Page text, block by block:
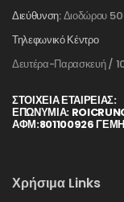
Διεύθυνση:Διοδώρου
Τηλεφωνικό Κέντρο
Δευτέρα-Παρασκευή /
ΣΤΟΙΧΕΊΑ ΕΤΑΙΡΕΊΑΣ:
ΕΠΩΝΥΜΙΑ:
ΑΦΜ:801100926
Χρήσιμα Links